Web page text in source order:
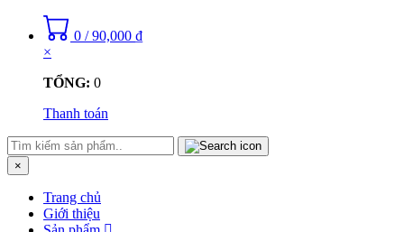
0 / 90,000 ₫
×
TỔNG: 0
Thanh toán
×
Trang chủ
Giới thiệu